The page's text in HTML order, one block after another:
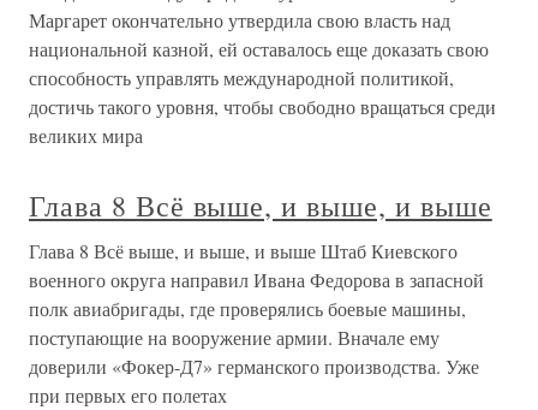
Маргарет окончательно утвердила свою власть над
национальной казной, ей оставалось еще доказать свою
способность управлять международной политикой,
достичь такого уровня, чтобы свободно вращаться среди
великих мира
Глава 8 Всё выше, и выше, и выше
Глава 8 Всё выше, и выше, и выше Штаб Киевского
военного округа направил Ивана Федорова в запасной
полк авиабригады, где проверялись боевые машины,
поступающие на вооружение армии. Вначале ему
доверили «Фокер-Д7» германского производства. Уже
при первых его полетах